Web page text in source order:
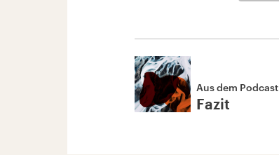
Aus dem Podcast
Fazit